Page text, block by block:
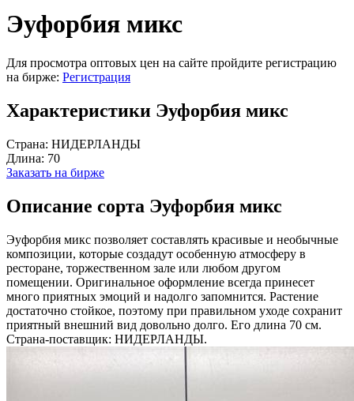
Эуфорбия микс
Для просмотра оптовых цен на сайте пройдите регистрацию
на бирже: Регистрация
Характеристики Эуфорбия микс
Страна: НИДЕРЛАНДЫ
Длина: 70
Заказать на бирже
Описание сорта Эуфорбия микс
Эуфорбия микс позволяет составлять красивые и необычные
композиции, которые создадут особенную атмосферу в
ресторане, торжественном зале или любом другом
помещении. Оригинальное оформление всегда принесет
много приятных эмоций и надолго запомнится. Растение
достаточно стойкое, поэтому при правильном уходе сохранит
приятный внешний вид довольно долго. Его длина 70 см.
Страна-поставщик: НИДЕРЛАНДЫ.